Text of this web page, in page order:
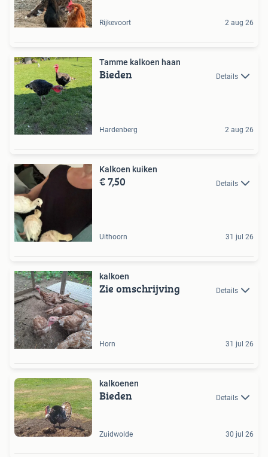
Rijkevoort 2 aug 26
Tamme kalkoen haan
Bieden Details
Hardenberg 2 aug 26
Kalkoen kuiken
€ 7,50 Details
Uithoorn 31 jul 26
kalkoen
Zie omschrijving Details
Horn 31 jul 26
kalkoenen
Bieden Details
Zuidwolde 30 jul 26